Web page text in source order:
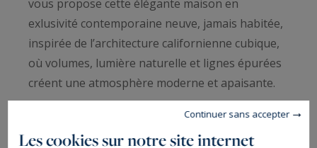
vous propose cette élégante maison en
exlusivité contemporaine neuve, jamais habitée,
inspirée de l’architecture californienne cubique,
où volumes, lumière naturelle et lignes épurées
créent une atmosphère moderne et apaisante.
Implantée dans un environnement exclusif à
Annecy-le-Vieux, à l’abri des regards et au calme
Les cookies sur notre site internet
Continuer sans accepter